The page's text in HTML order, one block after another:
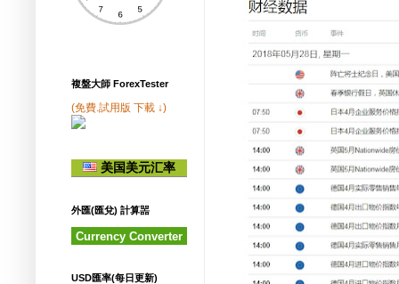
複盤大師 ForexTester
(免費.試用版 下載 ↓)
美国美元汇率
外匯(匯兌) 計算噐
Currency Converter
USD匯率(每日更新)